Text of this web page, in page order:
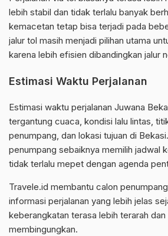
lebih stabil dan tidak terlalu banyak
kemacetan tetap bisa terjadi pada
jalur tol masih menjadi pilihan utama
karena lebih efisien dibandingkan jalur
Estimasi Waktu Perjalanan
Estimasi waktu perjalanan Juwana
tergantung cuaca, kondisi lalu lintas,
penumpang, dan lokasi tujuan di
penumpang sebaiknya memilih jadwal
tidak terlalu mepet dengan agenda
Travele.id membantu calon
informasi perjalanan yang lebih jelas
keberangkatan terasa lebih terarah
membingungkan.